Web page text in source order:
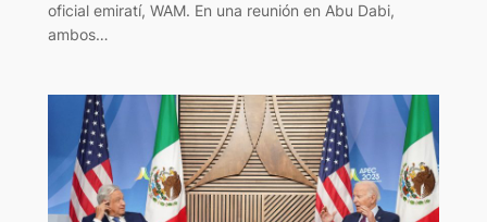
oficial emiratí, WAM. En una reunión en Abu Dabi,
ambos…